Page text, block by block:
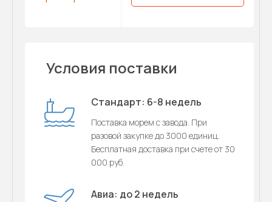
Условия поставки
Стандарт: 6-8 недель
Поставка морем с завода. При
разовой закупке до 3000 единиц.
Бесплатная доставка при счете от 30
000 руб.
Авиа: до 2 недель